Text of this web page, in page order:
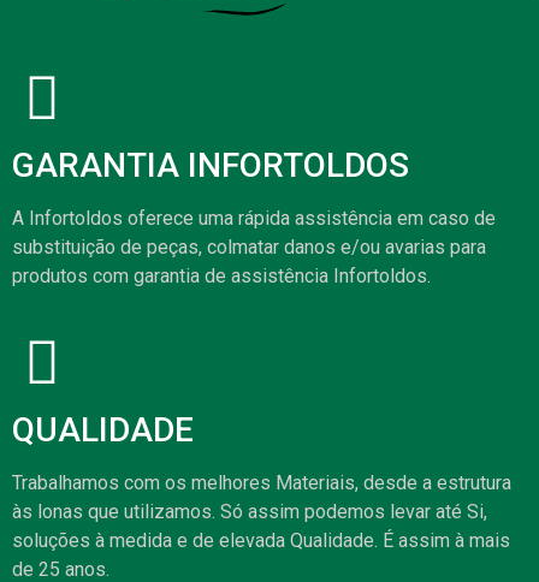
GARANTIA INFORTOLDOS
A Infortoldos oferece uma rápida assistência em caso de
substituição de peças, colmatar danos e/ou avarias para
produtos com garantia de assistência Infortoldos.
QUALIDADE
Trabalhamos com os melhores Materiais, desde a estrutura
às lonas que utilizamos. Só assim podemos levar até Si,
soluções à medida e de elevada Qualidade. É assim à mais
de 25 anos.